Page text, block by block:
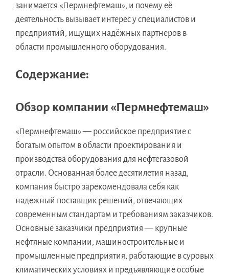
занимается «Пермнефтемаш», и почему её
деятельность вызывает интерес у специалистов и
предприятий, ищущих надёжных партнеров в
области промышленного оборудования.
Содержание:
Обзор компании «Пермнефтемаш»
«Пермнефтемаш» — российское предприятие с
богатым опытом в области проектирования и
производства оборудования для нефтегазовой
отрасли. Основанная более десятилетия назад,
компания быстро зарекомендовала себя как
надежный поставщик решений, отвечающих
современным стандартам и требованиям заказчиков.
Основные заказчики предприятия — крупные
нефтяные компании, машиностроительные и
промышленные предприятия, работающие в суровых
климатических условиях и предъявляющие особые